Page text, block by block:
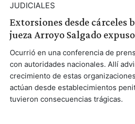
JUDICIALES
Extorsiones desde cárceles
jueza Arroyo Salgado
Ocurrió en una conferencia de
con autoridades nacionales. Allí
crecimiento de estas
actúan desde establecimientos
tuvieron consecuencias trágicas.